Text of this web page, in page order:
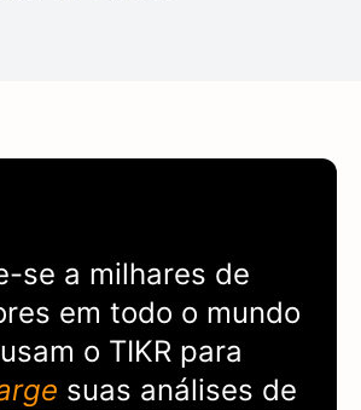
se a milhares de
em todo o mundo
o TIKRpara
suas análises de